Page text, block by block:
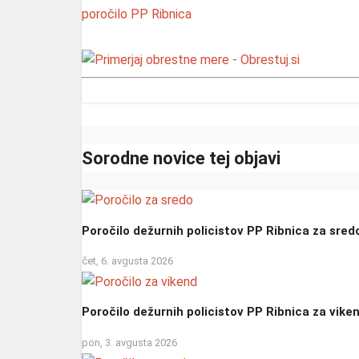
poročilo PP Ribnica
Sorodne novice tej objavi
Poročilo dežurnih policistov PP Ribnica za
čet, 6. avgusta 2026
Poročilo dežurnih policistov PP Ribnica za
pon, 3. avgusta 2026